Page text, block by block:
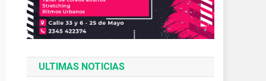
ULTIMAS NOTICIAS